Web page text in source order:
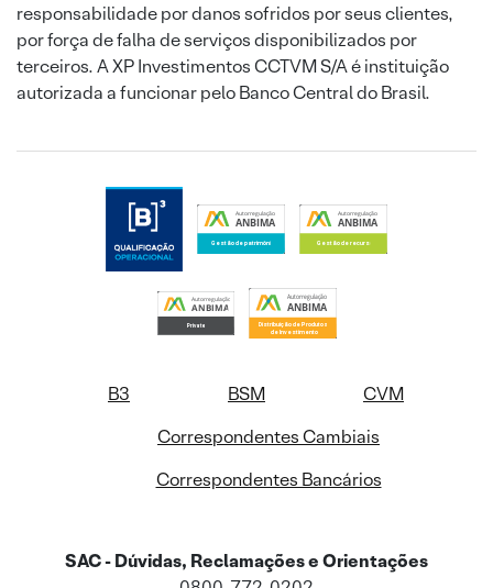
responsabilidade por danos sofridos por seus clientes,
por força de falha de serviços disponibilizados por
terceiros. A XP Investimentos CCTVM S/A é instituição
autorizada a funcionar pelo Banco Central do Brasil.
B3 BSM
CVM
Correspondentes Cambiais
Correspondentes Bancários
SAC - Dúvidas, Reclamações e Orientações